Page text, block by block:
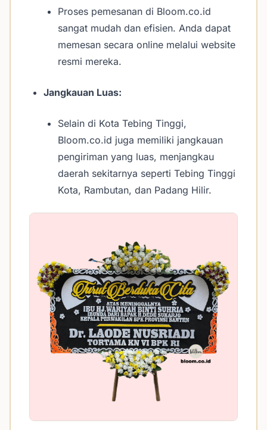
Proses pemesanan di Bloom.co.id
sangat mudah dan efisien. Anda dapat
memesan secara online melalui website
resmi mereka.
Jangkauan Luas:
Selain di Kota Tebing Tinggi,
Bloom.co.id juga memiliki jangkauan
pengiriman yang luas, menjangkau
daerah sekitarnya seperti Tebing Tinggi
Kota, Rambutan, dan Padang Hilir.